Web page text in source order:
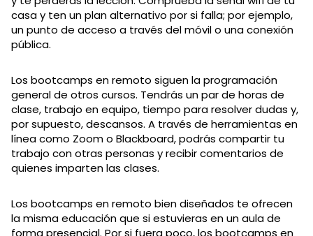
casa y ten un plan alternativo por si falla; por ejemplo,
un punto de acceso a través del móvil o una conexión
pública.
Los bootcamps en remoto siguen la programación
general de otros cursos. Tendrás un par de horas de
clase, trabajo en equipo, tiempo para resolver dudas y,
por supuesto, descansos. A través de herramientas en
línea como Zoom o Blackboard, podrás compartir tu
trabajo con otras personas y recibir comentarios de
quienes imparten las clases.
Los bootcamps en remoto bien diseñados te ofrecen
la misma educación que si estuvieras en un aula de
forma presencial. Por si fuera poco, los bootcamps en